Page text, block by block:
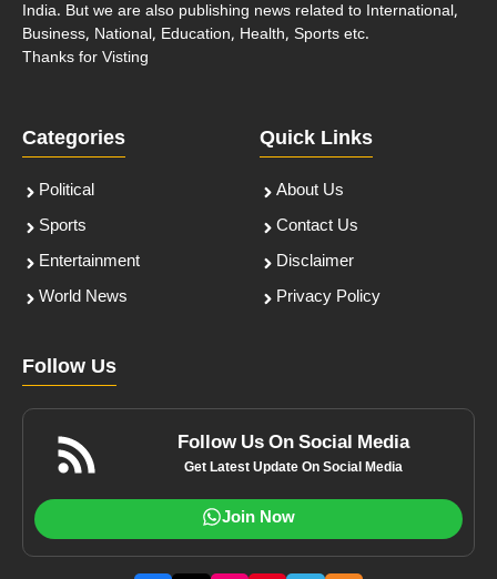
India. But we are also publishing news related to International,
Business, National, Education, Health, Sports etc.
Thanks for Visting
Categories
Political
Sports
Entertainment
World News
Quick Links
About Us
Contact Us
Disclaimer
Privacy Policy
Follow Us
Follow Us On Social Media
Get Latest Update On Social Media
Join Now